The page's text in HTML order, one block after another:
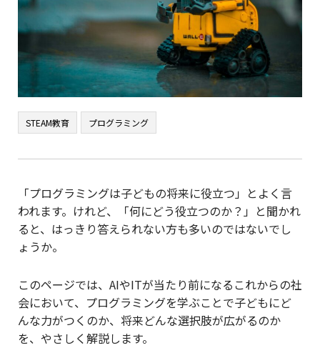
STEAM教育 プログラミング
「プログラミングは子どもの将来に役立つ」とよく言
われます。けれど、「何にどう役立つのか？」と聞かれ
ると、はっきり答えられない方も多いのではないでし
ょうか。
このページでは、AIやITが当たり前になるこれからの社
会において、プログラミングを学ぶことで子どもにど
んな力がつくのか、将来どんな選択肢が広がるのか
を、やさしく解説します。